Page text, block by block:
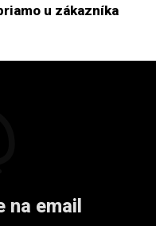
u zákazníka
na email